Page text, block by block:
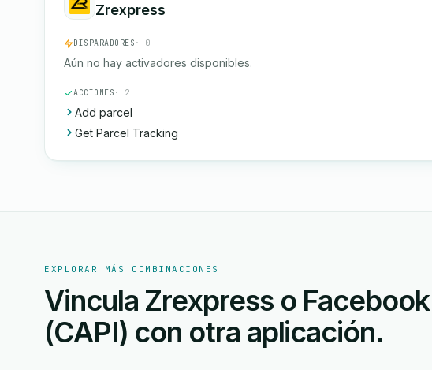
Zrexpress
DISPARADORES · 0
Aún no hay activadores disponibles.
ACCIONES · 2
Add parcel
Get Parcel Tracking
EXPLORAR MÁS COMBINACIONES
Vincula Zrexpress o
(CAPI) con otra aplicación.